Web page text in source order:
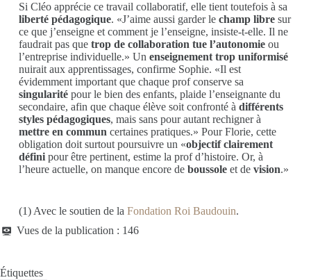
Si Cléo apprécie ce travail collaboratif, elle tient toutefois à sa
liberté pédagogique. «J’aime aussi garder le champ libre sur
ce que j’enseigne et comment je l’enseigne, insiste-t-elle. Il ne
faudrait pas que trop de collaboration tue l’autonomieou
l’entreprise individuelle.» Un enseignement trop uniformisé
nuirait aux apprentissages, confirme Sophie. «Il est
évidemment important que chaque prof conserve sa
singularité pour le bien des enfants, plaide l’enseignante du
secondaire, afin que chaque élève soit confronté à différents
styles pédagogiques, mais sans pour autant rechigner à
mettre en commun certaines pratiques.» Pour Florie, cette
obligation doit surtout poursuivre un «objectif clairement
définipour être pertinent, estime la prof d’histoire. Or, à
l’heure actuelle, on manque encore deboussoleet devision.»
(1) Avec le soutien de la Fondation Roi Baudouin.
Vues de la publication : 146
Étiquettes